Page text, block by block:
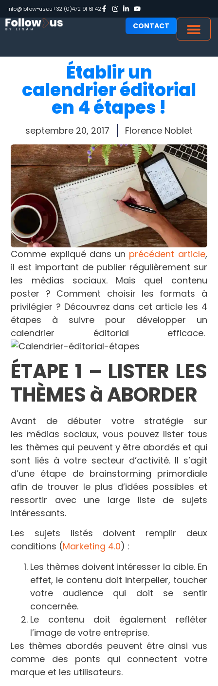
info@follow-us.eu+32 (0)472 91 61 42
CONTACT
Établir un
calendrier éditorial
en 4 étapes !
septembre 20, 2017 Florence Noblet
Comme expliqué dans un précédent article,
il est important de publier régulièrement sur
les médias sociaux. Mais quel contenu
poster ? Comment choisir les formats à
privilégier ? Découvrez dans cet article les 4
étapes à suivre pour développer un
calendrier éditorial efficace.
ÉTAPE 1 – LISTER LES
THÈMESàABORDER
Avant de débuter votre stratégie sur
les médias sociaux, vous pouvez lister tous
les thèmes qui peuvent y être abordés et qui
sont liés à votre secteur d’activité. Il s’agit
d’une étape de brainstorming primordiale
afin de trouver le plus d’idées possibles et
ressortir avec une large liste de sujets
intéressants.
Les sujets listés doivent remplir deux
conditions (Marketing 4.0) :
Les thèmes doivent intéresser la cible. En
effet, le contenu doit interpeller, toucher
votre audience qui doit se sentir
concernée.
Le contenu doit également refléter
l’image de votre entreprise.
Les thèmes abordés peuvent être ainsi vus
comme des ponts qui connectent votre
marque et les utilisateurs.